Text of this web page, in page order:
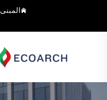
المبنى 17، منطقة مينشان، الطابق الثالث، رقم 168 شارع جيوغان، مقاطعة